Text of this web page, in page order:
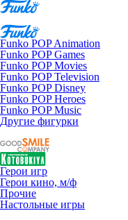
Funko POP Animation
Funko POP Games
Funko POP Movies
Funko POP Television
Funko POP Disney
Funko POP Heroes
Funko POP Music
Другие фигурки
Герои игр
Герои кино, м/ф
Прочие
Настольные игры